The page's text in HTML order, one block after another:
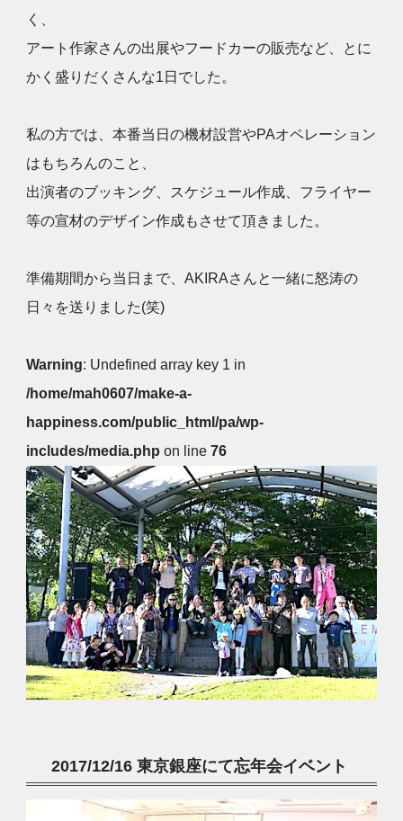
く、
アート作家さんの出展やフードカーの販売など、とに
かく盛りだくさんな1日でした。
私の方では、本番当日の機材設営やPAオペレーション
はもちろんのこと、
出演者のブッキング、スケジュール作成、フライヤー
等の宣材のデザイン作成もさせて頂きました。
準備期間から当日まで、AKIRAさんと一緒に怒涛の
日々を送りました(笑)
Warning: Undefined array key 1 in
/home/mah0607/make-a-
happiness.com/public_html/pa/wp-
includes/media.php on line 76
2017/12/16 東京銀座にて忘年会イベント